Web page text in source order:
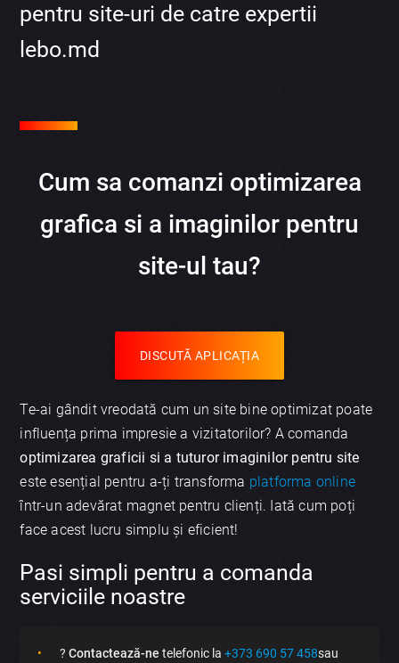
pentru site-uri de catre expertii
lebo.md
Cum sa comanzi optimizarea
grafica si a imaginilor pentru
site-ul tau?
DISCUTĂ APLICAȚIA
Te-ai gândit vreodată cum un site bine optimizat poate
influența prima impresie a vizitatorilor? A comanda
optimizarea graficii si a tuturor imaginilor pentru site
este esențial pentru a-ți transforma platforma online
într-un adevărat magnet pentru clienți. Iată cum poți
face acest lucru simplu și eficient!
Pasi simpli pentru a comanda
serviciile noastre
?Contactează-ne telefonic la+373 690 57 458sau